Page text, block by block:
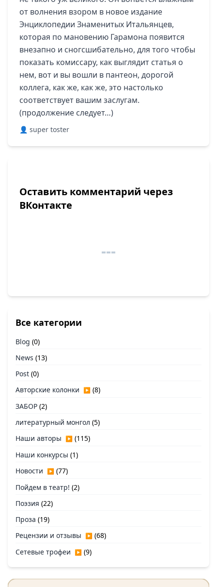
от волнения взором в новое издание
Энциклопедии Знаменитых Итальянцев,
которая по мановению Гарамона появится
внезапно и сногсшибательно, для того чтобы
показать комиссару, как выглядит статья о
нем, вот и вы вошли в пантеон, дорогой
коллега, как же, как же, это настолько
соответствует вашим заслугам.
(продолжение следует…)
👤 super toster
Оставить комментарий через
ВКонтакте
Все категории
Blog (0)
News (13)
Post (0)
Авторские колонки ▶ (8)
ЗАБОР (2)
литературный монгол (5)
Наши авторы ▶ (115)
Наши конкурсы (1)
Новости ▶ (77)
Пойдем в театр! (2)
Поэзия (22)
Проза (19)
Рецензии и отзывы ▶ (68)
Сетевые трофеи ▶ (9)